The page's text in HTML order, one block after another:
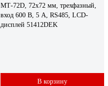
МТ-72D, 72x72 мм, трехфазный,
вход 600 В, 5 А, RS485, LCD-
дисплей 51412DEK
В корзину